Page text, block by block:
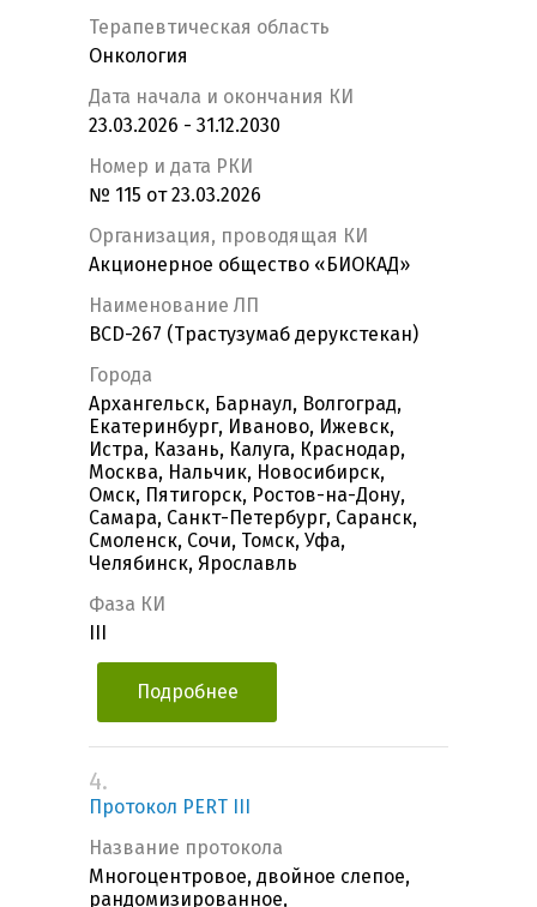
Терапевтическая область
Онкология
Дата начала и окончания КИ
23.03.2026 - 31.12.2030
Номер и дата РКИ
№ 115 от 23.03.2026
Организация, проводящая КИ
Акционерное общество «БИОКАД»
Наименование ЛП
BCD-267 (Трастузумаб дерукстекан)
Города
Архангельск, Барнаул, Волгоград,
Екатеринбург, Иваново, Ижевск,
Истра, Казань, Калуга, Краснодар,
Москва, Нальчик, Новосибирск,
Омск, Пятигорск, Ростов-на-Дону,
Самара, Санкт-Петербург, Саранск,
Смоленск, Сочи, Томск, Уфа,
Челябинск, Ярославль
Фаза КИ
Подробнее
4.
Протокол PERT III
Название протокола
Многоцентровое, двойное слепое,
рандомизированное,